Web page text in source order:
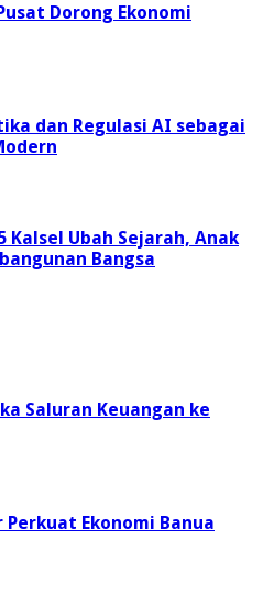
Dorong Ekonomi
dan Regulasi AI sebagai
Kalsel Ubah Sejarah, Anak
Bangsa
Saluran Keuangan ke
Ekonomi Banua